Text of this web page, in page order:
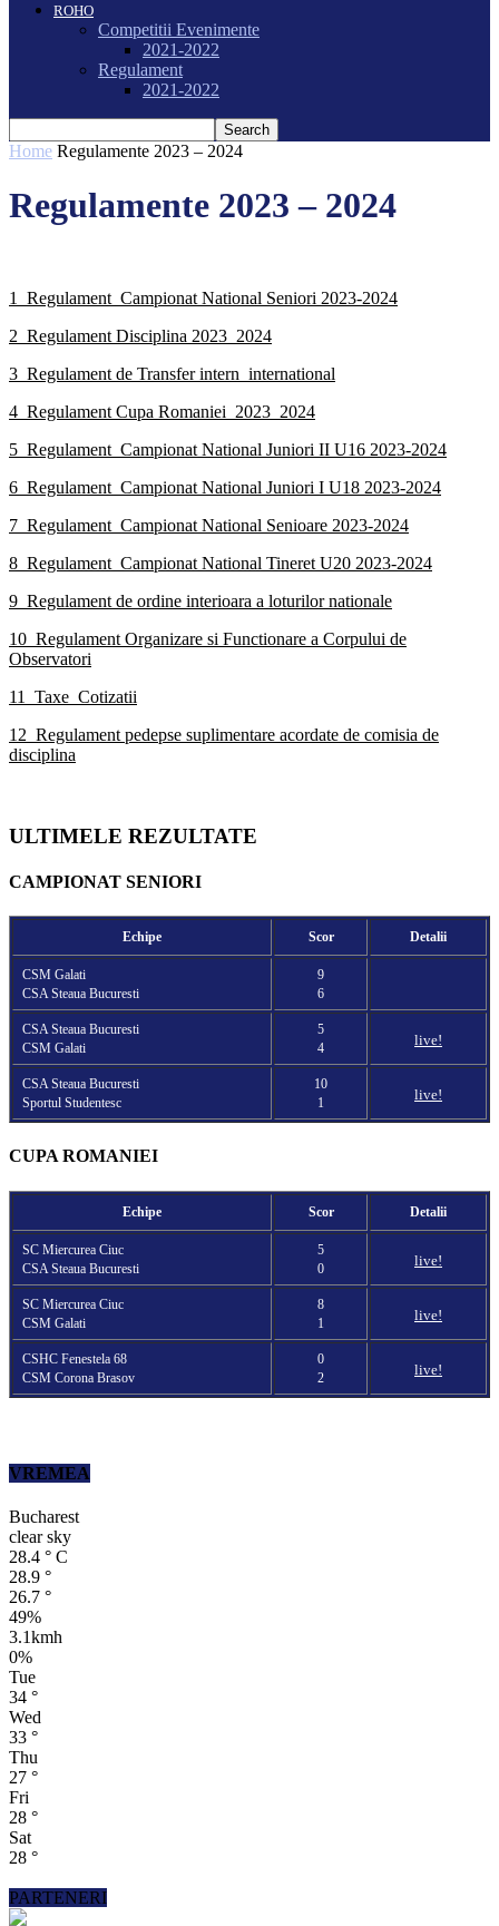
ROHO
Competitii Evenimente
2021-2022
Regulament
2021-2022
Home Regulamente 2023 – 2024
Regulamente 2023 – 2024
1_Regulament_Campionat National Seniori 2023-2024
2_Regulament Disciplina 2023_2024
3_Regulament de Transfer intern_international
4_Regulament Cupa Romaniei_2023_2024
5_Regulament_Campionat National Juniori II U16 2023-2024
6_Regulament_Campionat National Juniori I U18 2023-2024
7_Regulament_Campionat National Senioare 2023-2024
8_Regulament_Campionat National Tineret U20 2023-2024
9_Regulament de ordine interioara a loturilor nationale
10_Regulament Organizare si Functionare a Corpului de
Observatori
11_Taxe_Cotizatii
12_Regulament pedepse suplimentare acordate de comisia de
disciplina
ULTIMELE REZULTATE
CAMPIONAT SENIORI
Echipe Scor Detalii
CSM Galati
CSA Steaua Bucuresti
9
6
CSA Steaua Bucuresti
CSM Galati
5
4
live!
CSA Steaua Bucuresti
Sportul Studentesc
10
1
live!
CUPA ROMANIEI
Echipe Scor Detalii
SC Miercurea Ciuc
CSA Steaua Bucuresti
5
0
live!
SC Miercurea Ciuc
CSM Galati
8
1
live!
CSHC Fenestela 68
CSM Corona Brasov
0
2
live!
VREMEA
Bucharest
clear sky
28.4 ° C
28.9 °
26.7 °
49%
3.1kmh
0%
Tue
34 °
Wed
33 °
Thu
27 °
Fri
28 °
Sat
28 °
PARTENERI